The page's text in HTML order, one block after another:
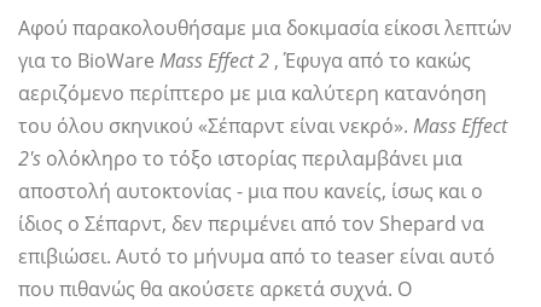
Αφού παρακολουθήσαμε μια δοκιμασία είκοσι λεπτών
για το BioWare Mass Effect 2 , Έφυγα από το κακώς
αεριζόμενο περίπτερο με μια καλύτερη κατανόηση
του όλου σκηνικού «Σέπαρντ είναι νεκρό». Mass Effect
2's ολόκληρο το τόξο ιστορίας περιλαμβάνει μια
αποστολή αυτοκτονίας - μια που κανείς, ίσως και ο
ίδιος ο Σέπαρντ, δεν περιμένει από τον Shepard να
επιβιώσει. Αυτό το μήνυμα από το teaser είναι αυτό
που πιθανώς θα ακούσετε αρκετά συχνά. Ο